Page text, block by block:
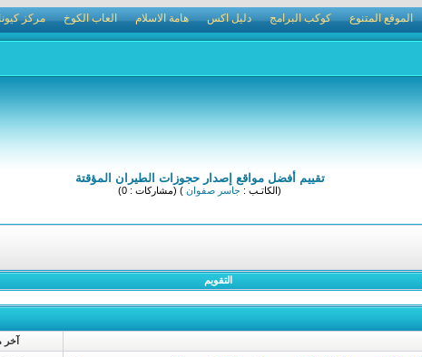
الموقع المتنوع كوكب البرامج دليل اكس هامة الاسلام العاب الكوخ مركز
تقييم أفضل مواقع إصدار حجوزات الطيران المؤقتة
(الكاتـب : جاسر صفوان ) (مشاركات : 0)
التقويم
آخر